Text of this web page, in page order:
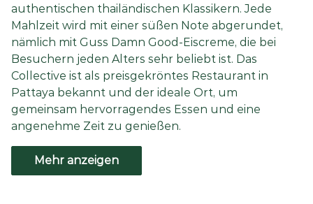
authentischen thailändischen Klassikern. Jede
Mahlzeit wird mit einer süßen Note abgerundet,
nämlich mit Guss Damn Good-Eiscreme, die bei
Besuchern jeden Alters sehr beliebt ist. Das
Collective ist als preisgekröntes Restaurant in
Pattaya bekannt und der ideale Ort, um
gemeinsam hervorragendes Essen und eine
angenehme Zeit zu genießen.
Mehr anzeigen